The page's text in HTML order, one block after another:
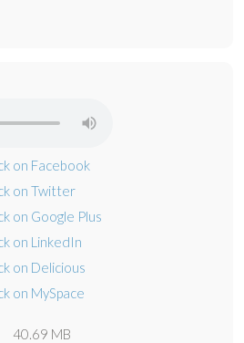
40.69 MB